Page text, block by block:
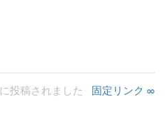
投稿されました 固定リンク ∞